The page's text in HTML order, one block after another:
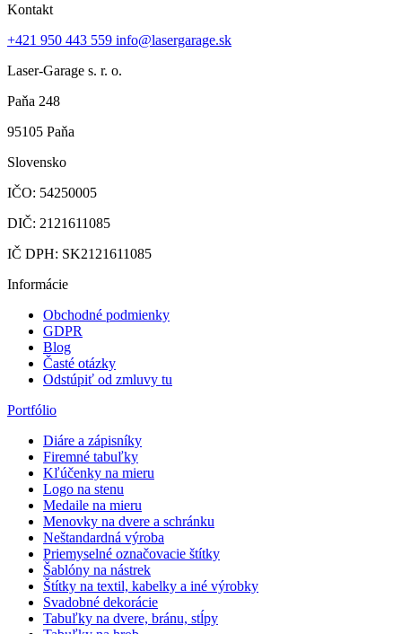
Kontakt
+421 950 443 559 info@lasergarage.sk
Laser-Garage s. r. o.
Paňa 248
95105 Paňa
Slovensko
IČO: 54250005
DIČ: 2121611085
IČ DPH: SK2121611085
Informácie
Obchodné podmienky
GDPR
Blog
Časté otázky
Odstúpiť od zmluvy tu
Portfólio
Diáre a zápisníky
Firemné tabuľky
Kľúčenky na mieru
Logo na stenu
Medaile na mieru
Menovky na dvere a schránku
Neštandardná výroba
Priemyselné označovacie štítky
Šablóny na nástrek
Štítky na textil, kabelky a iné výrobky
Svadobné dekorácie
Tabuľky na dvere, bránu, stĺpy